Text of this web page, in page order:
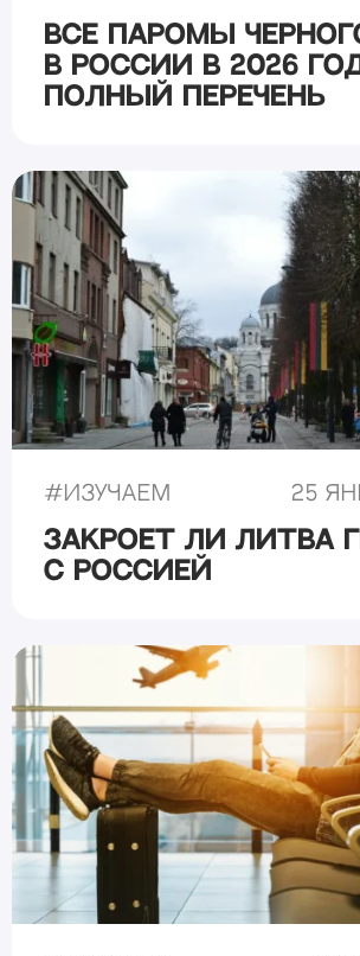
Все паромы
в России в 2026
полный перечень
#Изучаем 25
Закроет ли Литва
с Россией